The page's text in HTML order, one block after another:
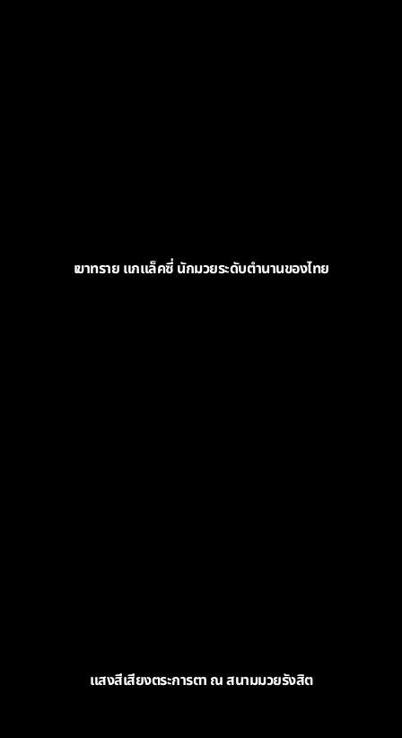
เขาทราย แกแล็คซี่ นักมวยระดับตำนานของไทย
แสงสีเสียงตระการตา ณ สนามมวยรังสิต